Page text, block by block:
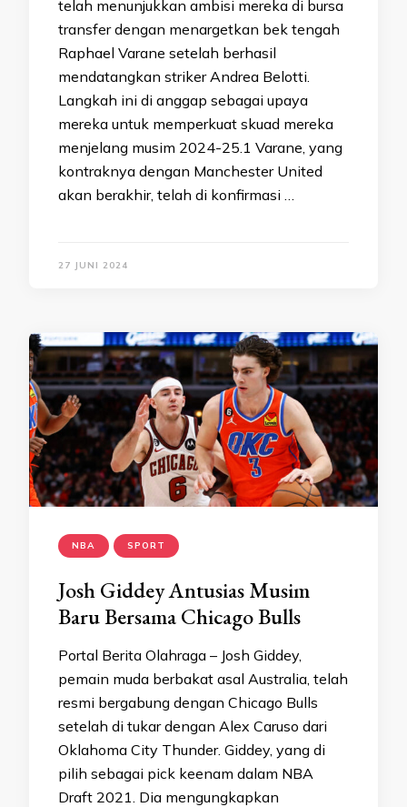
telah menunjukkan ambisi mereka di bursa
transfer dengan menargetkan bek tengah
Raphael Varane setelah berhasil
mendatangkan striker Andrea Belotti.
Langkah ini di anggap sebagai upaya
mereka untuk memperkuat skuad mereka
menjelang musim 2024-25.1 Varane, yang
kontraknya dengan Manchester United
akan berakhir, telah di konfirmasi …
27 JUNI 2024
NBA SPORT
Josh Giddey Antusias Musim
Baru Bersama Chicago Bulls
Portal Berita Olahraga – Josh Giddey,
pemain muda berbakat asal Australia, telah
resmi bergabung dengan Chicago Bulls
setelah di tukar dengan Alex Caruso dari
Oklahoma City Thunder. Giddey, yang di
pilih sebagai pick keenam dalam NBA
Draft 2021. Dia mengungkapkan